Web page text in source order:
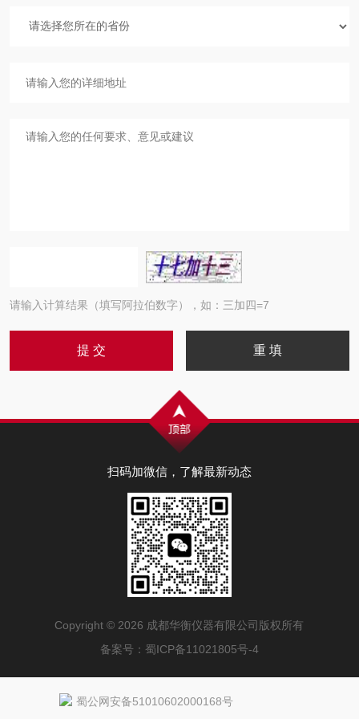
请输入计算结果（填写阿拉伯数字），如：三加四=7
扫码加微信，了解最新动态
Copyright © 2026 成都华衡仪器有限公司版权所有
备案号： 蜀ICP备11021805号-4
蜀公网安备51010602000168号